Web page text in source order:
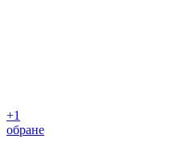
+1
обране